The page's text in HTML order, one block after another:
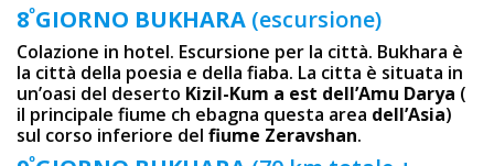
8ºGIORNO BUKHARA (escursione)
Colazione in hotel. Escursione per la città. Bukhara è
la città della poesia e della fiaba. La cittа è situata in
un’oasi del deserto Kizil-Kum a est dell’Amu Darya (
il principale fiume ch ebagna questa area dell’Asia)
sul corso inferiore del fiume Zeravshan.
º